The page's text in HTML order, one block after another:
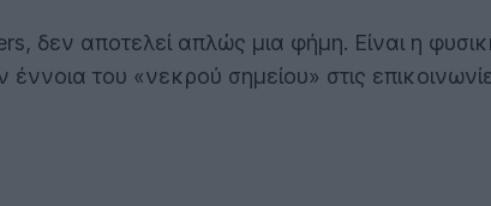
δεν αποτελεί απλώς μια φήμη. Είναι η
του «νεκρού σημείου» στις